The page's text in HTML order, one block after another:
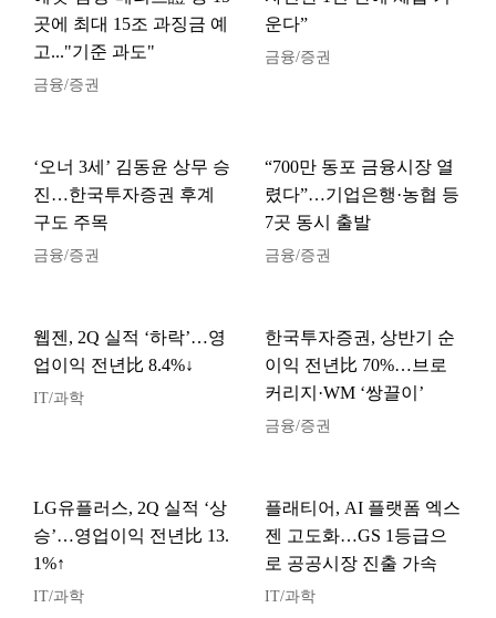
곳에 최대 15조 과징금 예
고..."기준 과도"
금융/증권
운다”
금융/증권
‘오너 3세’ 김동윤 상무 승
진…한국투자증권 후계
구도 주목
금융/증권
“700만 동포 금융시장 열
렸다”…기업은행·농협 등
7곳 동시 출발
금융/증권
웹젠, 2Q 실적 ‘하락’…영
업이익 전년比 8.4%↓
IT/과학
한국투자증권, 상반기 순
이익 전년比 70%…브로
커리지·WM ‘쌍끌이’
금융/증권
LG유플러스, 2Q 실적 ‘상
승’…영업이익 전년比 13.
1%↑
IT/과학
플래티어, AI 플랫폼 엑스
젠 고도화…GS 1등급으
로 공공시장 진출 가속
IT/과학